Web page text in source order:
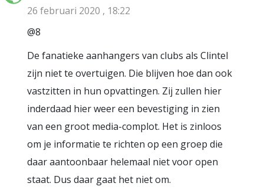
26 februari 2020 , 18:22
@8
De fanatieke aanhangers van clubs als Clintel
zijn niet te overtuigen. Die blijven hoe dan ook
vastzitten in hun opvattingen. Zij zullen hier
inderdaad hier weer een bevestiging in zien
van een groot media-complot. Het is zinloos
om je informatie te richten op een groep die
daar aantoonbaar helemaal niet voor open
staat. Dus daar gaat het niet om.